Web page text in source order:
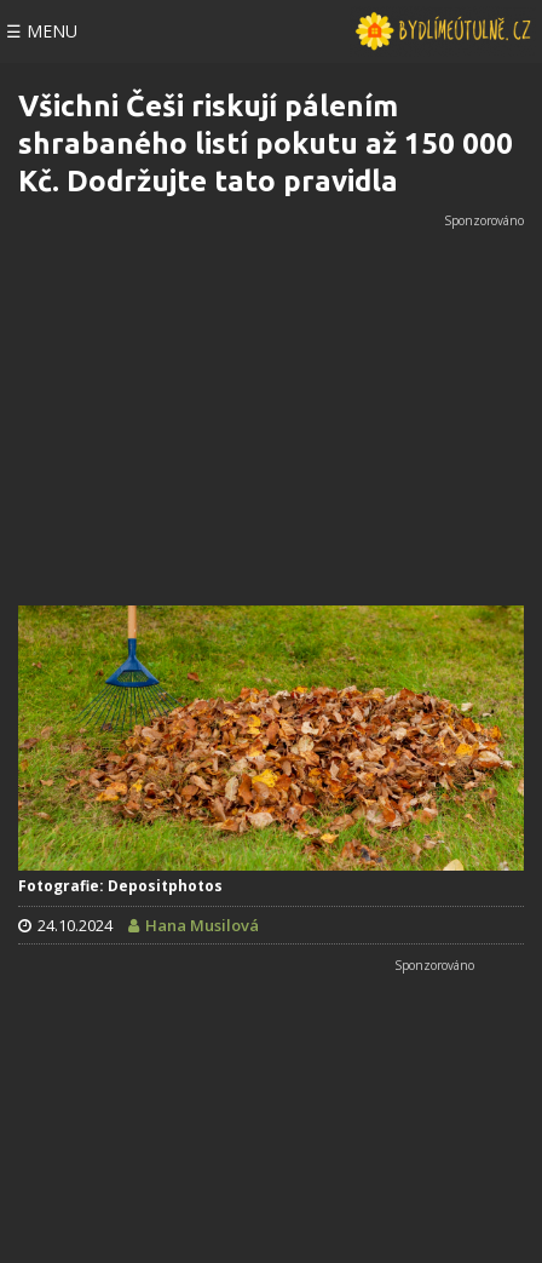
☰ MENU
Všichni Češi riskují pálením
shrabaného listí pokutu až 150 000
Kč. Dodržujte tato pravidla
Fotografie: Depositphotos
24.10.2024 Hana Musilová